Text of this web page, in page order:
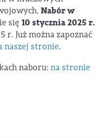
Nabór w
się 10 stycznia 2025 r.
r. Już można zapoznać
naszej stronie.
naboru: na stronie